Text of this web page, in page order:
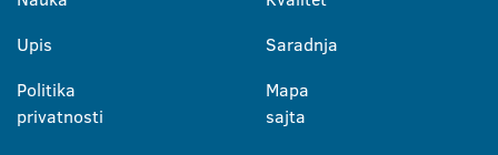
Upis
Politika
privatnosti
Saradnja
Mapa
sajta